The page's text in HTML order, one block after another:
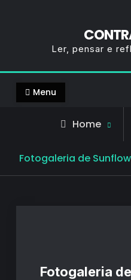
Ler, pensar e
Menu
Home
Fotogaleria de
Fotogaleria